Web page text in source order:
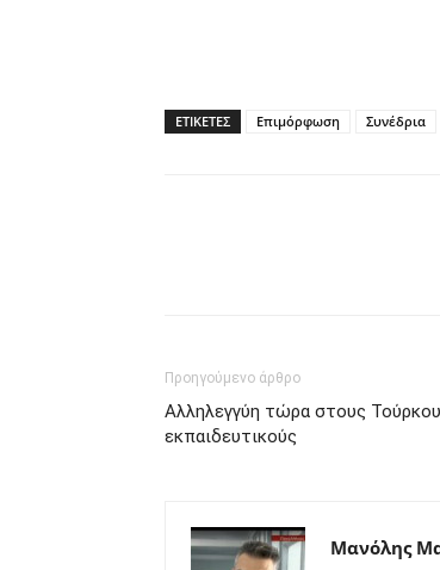
ΕΤΙΚΕΤΕΣ Επιμόρφωση Συνέδρια
Προηγούμενο άρθρο
Αλληλεγγύη τώρα στους
εκπαιδευτικούς
Μανόλης